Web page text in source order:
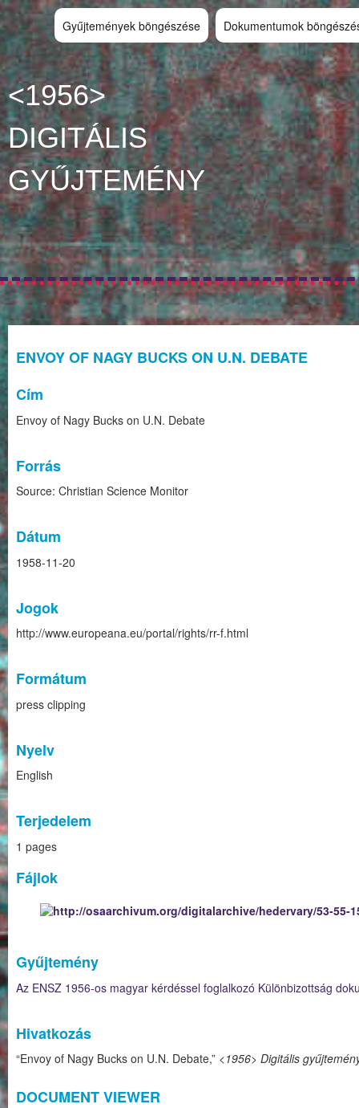
Gyűjtemények böngészése Dokumentumok
<1956>
DIGITÁLIS
GYŰJTEMÉNY
ENVOY OF NAGY BUCKS ON U.N. DEBATE
Cím
Envoy of Nagy Bucks on U.N. Debate
Forrás
Source: Christian Science Monitor
Dátum
1958-11-20
Jogok
http://www.europeana.eu/portal/rights/rr-f.html
Formátum
press clipping
Nyelv
English
Terjedelem
1 pages
Fájlok
Gyűjtemény
Az ENSZ 1956-os magyar kérdéssel foglalkozó Különbizottság
Hivatkozás
“Envoy of Nagy Bucks on U.N. Debate,” <1956> Digitális
DOCUMENT VIEWER